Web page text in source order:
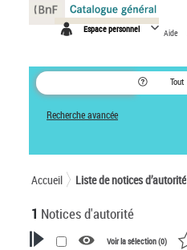
Espace personnel Aide
Tout
Recherche avancée
Accueil Liste de notices d’autorité
1 Notices d'autorité
Voir la sélection (0)
Panneau de gestion des cookies